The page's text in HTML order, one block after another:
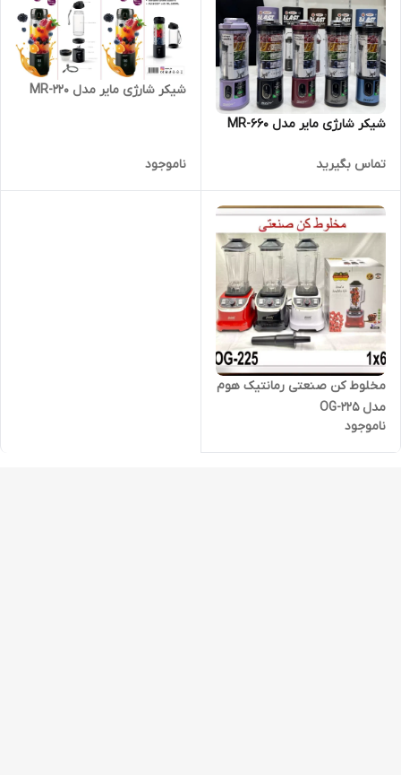
شیکر شارژی مایر مدل MR-660
تماس بگیرید
شیکر شارژی مایر مدل MR-220
ناموجود
مخلوط کن صنعتی رمانتیک هوم
مدل OG-225
ناموجود